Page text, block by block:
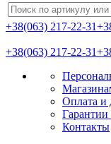
+38(063) 217-22-31
+38(063) 217-22-31
Оплата и
Гарантии
Контакты